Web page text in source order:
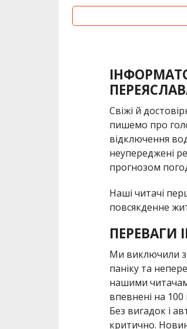
Свіжі й
пишемо про
відключення
неупереджені
прогнозом
Наші читачі
повсякденне
ПЕРЕВАГИ
Ми виключили зі
паніку та
нашими
впевнені на 100
Без вигадок і
критично.